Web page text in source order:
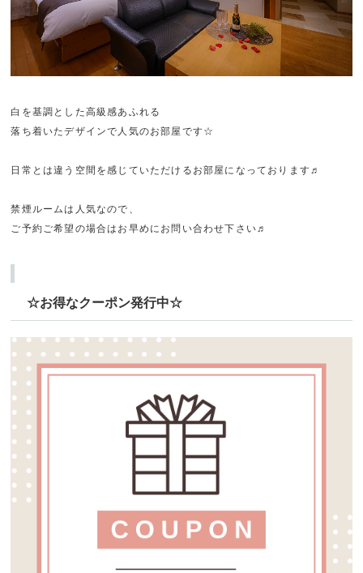
白を基調とした高級感あふれる
落ち着いたデザインで人気のお部屋です☆
日常とは違う空間を感じていただけるお部屋になっております♬
禁煙ルームは人気なので、
ご予約ご希望の場合はお早めにお問い合わせ下さい♬
☆お得なクーポン発行中☆